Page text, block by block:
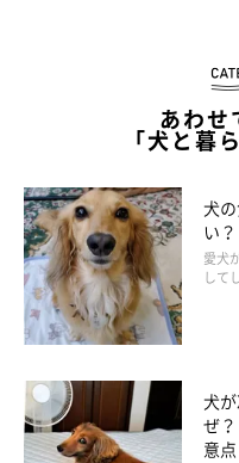
犬がヤキモチをや
あわせ
「犬と暮
犬
い
愛犬
して
犬
ぜ
意点